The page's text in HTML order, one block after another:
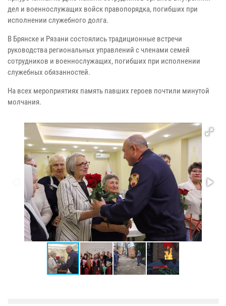
дел и военнослужащих войск правопорядка, погибших при
исполнении служебного долга.
В Брянске и Рязани состоялись традиционные встречи
руководства региональных управлений с членами семей
сотрудников и военнослужащих, погибших при исполнении
служебных обязанностей.
На всех мероприятиях память павших героев почтили минутой
молчания.